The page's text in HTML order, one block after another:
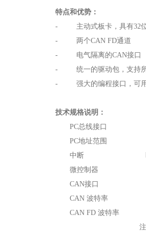
特点和优势：
- 主动式板卡，具有32位
- 两个CAN FD通道
- 电气隔离的CAN接口
- 统一的驱动包，支持所
- 强大的编程接口，可用于
技术规格说明：
PC总线接口 PCI
PC地址范围 即
中断 即插
微控制器 32位
CAN接口 2 CAN FD
CAN 波特率 10
CAN FD 波特率 仲
注